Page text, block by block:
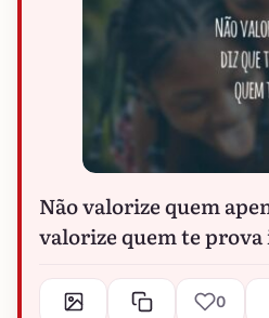
Não valorize quem
valorize quem te prova
0